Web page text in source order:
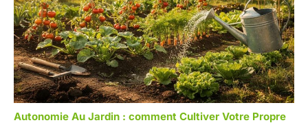
Autonomie Au Jardin : comment Cultiver Votre Propre